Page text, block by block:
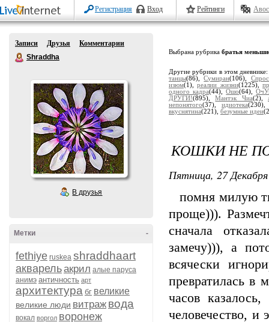
Регистрация Вход Рейтинги
Записи Друзья
Комментарии
Shraddha
В друзья
-
Метки
fethiye ruskea shraddhaart
акварельакрил алые паруса
анимэ античность арт
архитектура бг великие
великие люди витраж вода
вокал воргол воронеж
Выбрана рубрика братья
Другие рубрики в этом
танцы(86),Сумиран(106),
изюм(1),реалии жизни(1225),
одного кадра(44),Ошо(64),
ДРУГИ!(895),Мантэк Чиа(2),
непонятого(37),идиотека
вкуснятина(221), безумные идеи
КОШКИ НЕ
Пятница, 27
помня милую
проще))).
сначала
замечу))), а
всячески
превратилась
часов
человечество,